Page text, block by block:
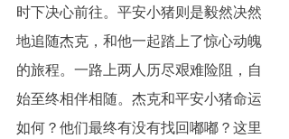
时下决心前往。平安小猪则是毅然决然
地追随杰克，和他一起踏上了惊心动魄
的旅程。一路上两人历尽艰难险阻，自
始至终相伴相随。杰克和平安小猪命运
如何？他们最终有没有找回嘟嘟？这里